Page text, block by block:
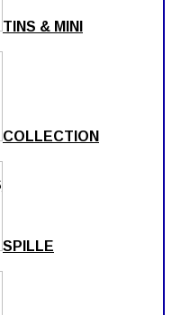
TINS & MINI
COLLECTION
SPILLE